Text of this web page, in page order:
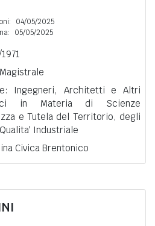
04/05/2025
05/05/2025
Ingegneri, Architetti e Altri
in Materia di Scienze
e Tutela del Territorio, degli
Industriale
Civica Brentonico